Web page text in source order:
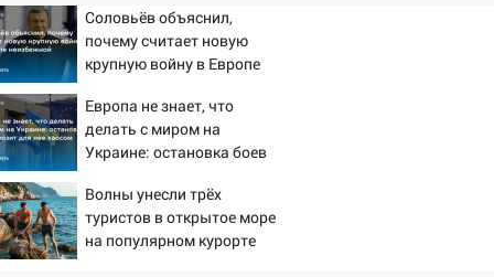
11:38
В Госдуме предложили отменить
ЕГЭ с 2027 года
11:25
В Ульяновске ИИ будет выявлять
нарушителей на контейнерных
площадках
11:20
Валерия Клейменова выиграла два
золота в составе сборной мира
11:16
Соловьёв объяснил,
почему считает новую
крупную войну в Европе
Европа не знает, что
делать с миром на
Украине: остановка боев
Волны унесли трёх
туристов в открытое море
на популярном курорте